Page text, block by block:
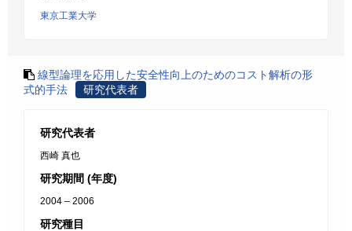
東京工業大学
線型論理を応用した安全性向上のためのコスト解析の形
式的手法
研究代表者
研究代表者
西崎 真也
研究期間 (年度)
2004 – 2006
研究種目